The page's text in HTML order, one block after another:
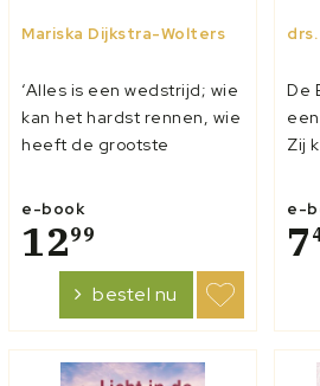
Mariska Dijkstra-Wolters
‘Alles is een wedstrijd; wie
kan het hardst rennen, wie
heeft de grootste
leuk. Maar soms een tikje
anders leuk dan je
misschien denkt. In dit
Dijkstra-Wolters
antwoorden op vrage...
e-book
1299
bestel nu
De
Zij
e-
7